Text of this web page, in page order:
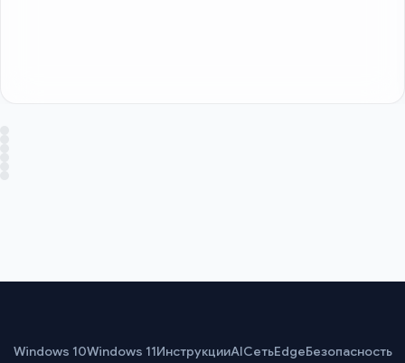
Windows 10Windows 11ИнструкцииAIСетьEdgeБезопасность